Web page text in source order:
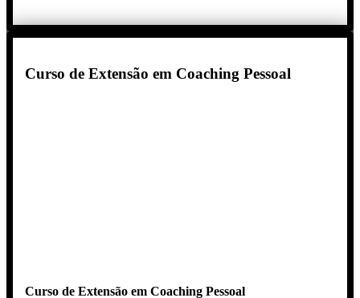
Curso de Extensão em Coaching Pessoal
Curso de Extensão em Coaching Pessoal